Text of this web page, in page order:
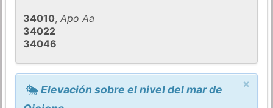
34010,Apo Aa
34022
34046
×
Elevación sobre el nivel del mar de